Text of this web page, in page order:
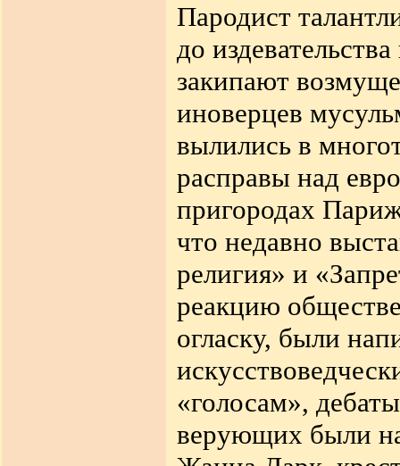
Пародист
до
закипают
иноверцев
вылились в
расправы над
пригородах
что недавно
религия» и
реакцию
огласку, были
«голосам»,
верующих были